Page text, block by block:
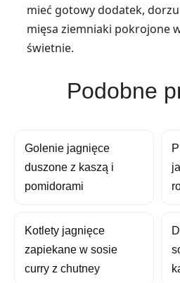
mieć gotowy dodatek,
mięsa ziemniaki pokrojone
świetnie.
Podobne
Golenie jagnięce
duszone z kaszą i
pomidorami
Kotlety jagnięce
zapiekane w sosie
curry z chutney